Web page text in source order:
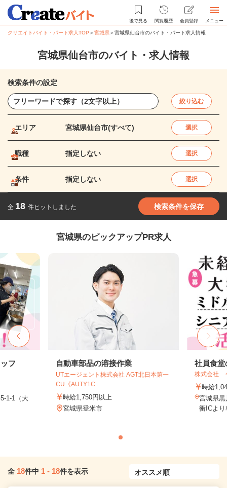
後で見る 閲覧履歴 会員登録 メニュー
クリエイトバイト・パート求人TOP ＞宮城県＞宮城県仙台市のバイト・パート求人情報
宮城県仙台市のバイト・求人情報
検索条件の設定
絞り込む
エリア 宮城県仙台市(すべて) 選択
職種 指定しない 選択
条件 指定しない 選択
全 18 件ヒットしました 検索条件を保存
宮城県のピックアップPR求人
フ
1-1（大
自動車部品の溶接作業
UTエージェント株式会社 AGT北日本第一
CU《AUTY1C...
時給1,750円以上
宮城県登米市
社員食堂
株式会社
時給
宮城県
衝ICよ
全 18件中 1 - 18件を表示